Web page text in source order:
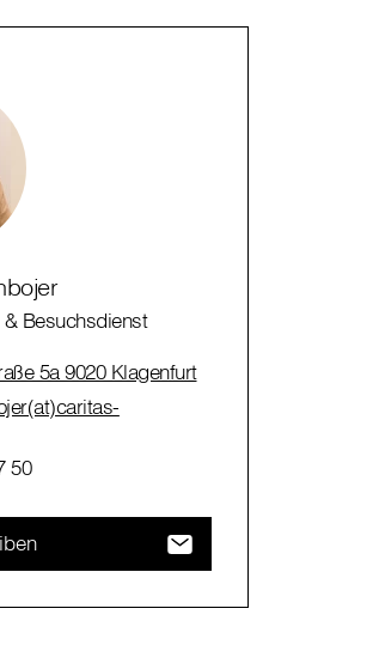
Besuchsdienst
5a 9020 Klagenfurt
50